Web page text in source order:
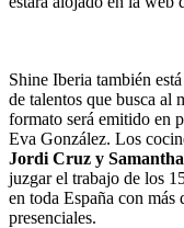
Shine Iberia también
de talentos que busca al
formato será emitido en
Eva González. Los
Jordi Cruz y
juzgar el trabajo de los
en toda España con más
presenciales.